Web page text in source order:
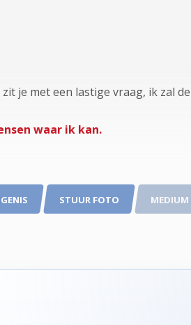
je met een lastige vraag, ik zal
waar ik kan.
STUUR FOTO MEDIUM